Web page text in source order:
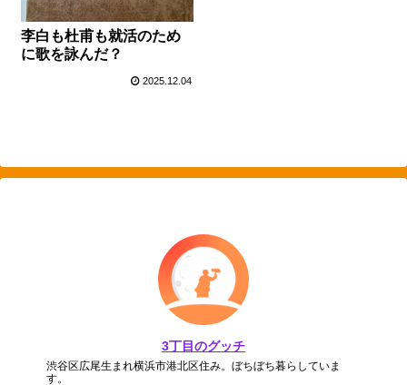
李白も杜甫も就活のため
に歌を詠んだ？
2025.12.04
3丁目のグッチ
渋谷区広尾生まれ横浜市港北区住み。ぼちぼち暮らしていま
す。